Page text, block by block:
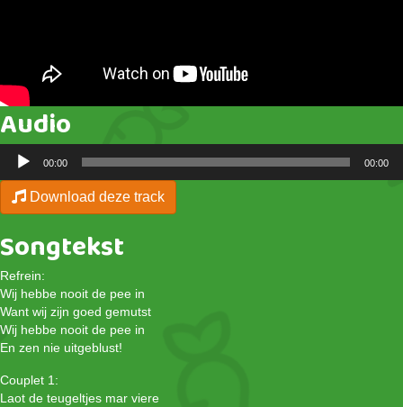
Audio
Audiospeler
00:00 00:00
Download deze track
Songtekst
Refrein:
Wij hebbe nooit de pee in
Want wij zijn goed gemutst
Wij hebbe nooit de pee in
En zen nie uitgeblust!
Couplet 1:
Laot de teugeltjes mar viere